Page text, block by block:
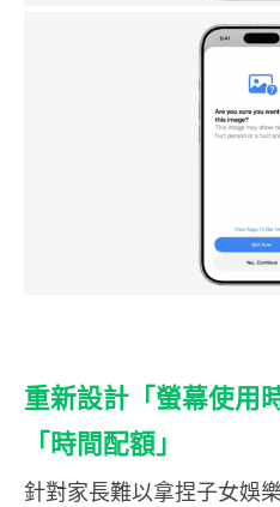
重新設計「螢幕使用
「時間配額」
針對家長難以拿捏子女娛